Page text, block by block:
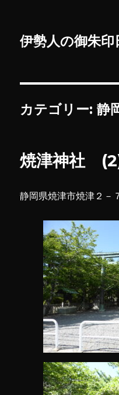
伊勢人の御朱印
カテゴリー:静
焼津神社
静岡県焼津市焼津２－